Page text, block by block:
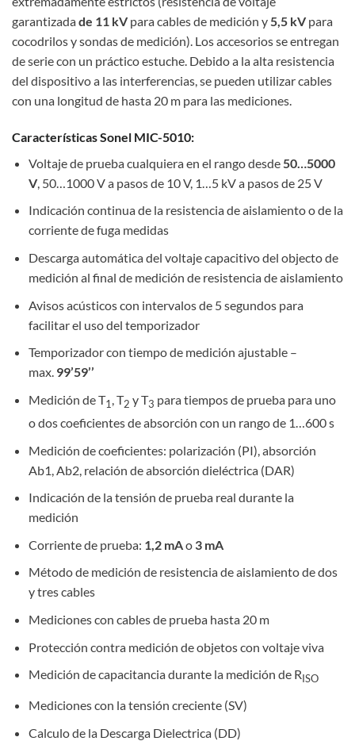
garantizadade 11 kV para cables de medición y5,5 kV para
cocodrilos y sondas de medición). Los accesorios se entregan
de serie con un práctico estuche. Debido a la alta resistencia
del dispositivo a las interferencias, se pueden utilizar cables
con una longitud de hasta 20 m para las mediciones.
Características Sonel MIC-5010:
Voltaje de prueba cualquiera en el rango desde50…5000
V, 50…1000 V a pasos de 10 V, 1…5 kV a pasos de 25 V
Indicación continua de la resistencia de aislamiento o de la
corriente de fuga medidas
Descarga automática del voltaje capacitivo del objecto de
medición al final de medición de resistencia de aislamiento
Avisos acústicos con intervalos de 5 segundos para
facilitar el uso del temporizador
Temporizador con tiempo de medición ajustable –
max. 99’59’’
Medición de T1 , T2 y T3 para tiempos de prueba para uno
o dos coeficientes de absorción con un rango de 1…600 s
Medición de coeficientes: polarización (PI), absorción
Ab1, Ab2, relación de absorción dieléctrica (DAR)
Indicación de la tensión de prueba real durante la
medición
Corriente de prueba: 1,2 mAo 3 mA
Método de medición de resistencia de aislamiento de dos
y tres cables
Mediciones con cables de prueba hasta 20 m
Protección contra medición de objetos con voltaje viva
Medición de capacitancia durante la medición de RISO
Mediciones con la tensión creciente (SV)
Calculo de la Descarga Dielectrica (DD)